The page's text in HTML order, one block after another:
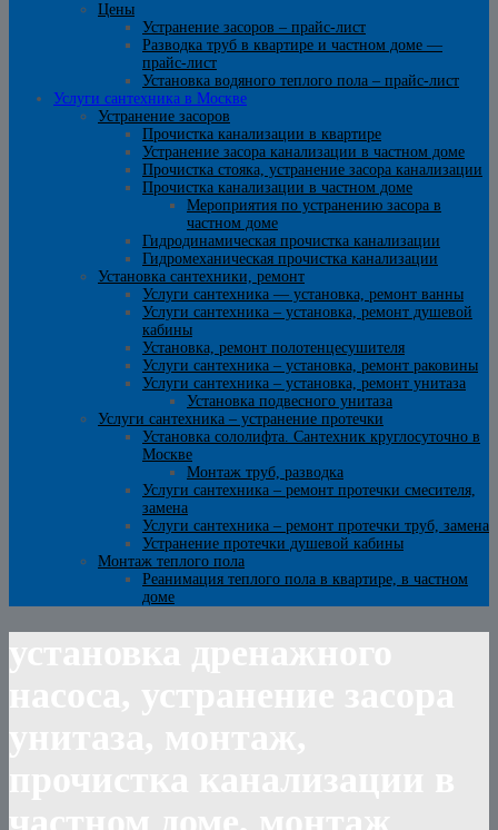
Цены
Устранение засоров – прайс-лист
Разводка труб в квартире и частном доме —
прайс-лист
Установка водяного теплого пола – прайс-лист
Услуги сантехника в Москве
Устранение засоров
Прочистка канализации в квартире
Устранение засора канализации в частном доме
Прочистка стояка, устранение засора канализации
Прочистка канализации в частном доме
Мероприятия по устранению засора в
частном доме
Гидродинамическая прочистка канализации
Гидромеханическая прочистка канализации
Установка сантехники, ремонт
Услуги сантехника — установка, ремонт ванны
Услуги сантехника – установка, ремонт душевой
кабины
Установка, ремонт полотенцесушителя
Услуги сантехника – установка, ремонт раковины
Услуги сантехника – установка, ремонт унитаза
Установка подвесного унитаза
Услуги сантехника – устранение протечки
Установка сололифта. Сантехник круглосуточно в
Москве
Монтаж труб, разводка
Услуги сантехника – ремонт протечки смесителя,
замена
Услуги сантехника – ремонт протечки труб, замена
Устранение протечки душевой кабины
Монтаж теплого пола
Реанимация теплого пола в квартире, в частном
доме